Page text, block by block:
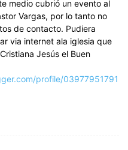
medio cubrió un evento al
Vargas, por lo tanto no
de contacto. Pudiera
via internet ala iglesia que
Jesús el Buen
profile/03977951791